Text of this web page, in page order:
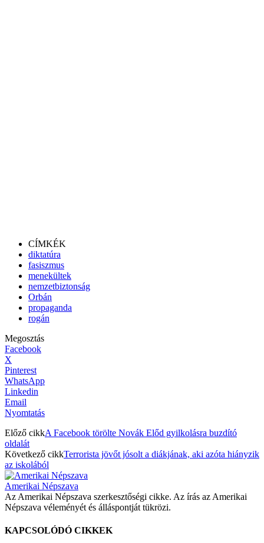
CÍMKÉK
diktatúra
fasiszmus
menekültek
nemzetbiztonság
Orbán
propaganda
rogán
Megosztás
Facebook
X
Pinterest
WhatsApp
Linkedin
Email
Nyomtatás
Előző cikkA Facebook törölte Novák Előd gyilkolásra buzdító
oldalát
Következő cikkTerrorista jövőt jósolt a diákjának, aki azóta hiányzik
az iskolából
Amerikai Népszava
Az Amerikai Népszava szerkesztőségi cikke. Az írás az Amerikai
Népszava véleményét és álláspontját tükrözi.
KAPCSOLÓDÓ CIKKEK